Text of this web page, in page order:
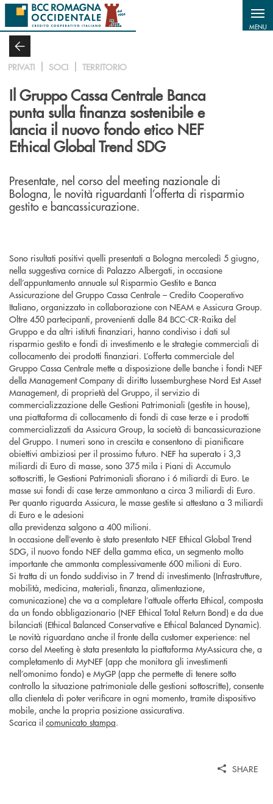
Salta al contenuto principale
MENU
PRIVATI SOCI TERRITORIO
Il Gruppo Cassa Centrale Banca
punta sulla finanza sostenibile e
lancia il nuovo fondo etico NEF
Ethical Global Trend SDG
Presentate, nel corso del meeting nazionale di
Bologna, le novità riguardanti l’offerta di risparmio
gestito e bancassicurazione.
Sono risultati positivi quelli presentati a Bologna mercoledì 5 giugno,
nella suggestiva cornice di Palazzo Albergati, in occasione
dell’appuntamento annuale sul Risparmio Gestito e Banca
Assicurazione del Gruppo Cassa Centrale – Credito Cooperativo
Italiano, organizzato in collaborazione con NEAM e Assicura Group.
Oltre 450 partecipanti, provenienti dalle 84 BCC-CR-Raika del
Gruppo e da altri istituti finanziari, hanno condiviso i dati sul
risparmio gestito e fondi di investimento e le strategie commerciali di
collocamento dei prodotti finanziari. L’offerta commerciale del
Gruppo Cassa Centrale mette a disposizione delle banche i fondi NEF
della Management Company di diritto lussemburghese Nord Est Asset
Management, di proprietà del Gruppo, il servizio di
commercializzazione delle Gestioni Patrimoniali (gestite in house),
una piattaforma di collocamento di fondi di case terze e i prodotti
commercializzati da Assicura Group, la società di bancassicurazione
del Gruppo. I numeri sono in crescita e consentono di pianificare
obiettivi ambiziosi per il prossimo futuro. NEF ha superato i 3,3
miliardi di Euro di masse, sono 375 mila i Piani di Accumulo
sottoscritti, le Gestioni Patrimoniali sfiorano i 6 miliardi di Euro. Le
masse sui fondi di case terze ammontano a circa 3 miliardi di Euro.
Per quanto riguarda Assicura, le masse gestite si attestano a 3 miliardi
di Euro e le adesioni
alla previdenza salgono a 400 milioni.
In occasione dell’evento è stato presentato NEF Ethical Global Trend
SDG, il nuovo fondo NEF della gamma etica, un segmento molto
importante che ammonta complessivamente 600 milioni di Euro.
Si tratta di un fondo suddiviso in 7 trend di investimento (Infrastrutture,
mobilità, medicina, materiali, finanza, alimentazione,
comunicazione) che va a completare l’attuale offerta Ethical, composta
da un fondo obbligazionario (NEF Ethical Total Return Bond) e da due
bilanciati (Ethical Balanced Conservative e Ethical Balanced Dynamic).
Le novità riguardano anche il fronte della customer experience: nel
corso del Meeting è stata presentata la piattaforma MyAssicura che, a
completamento di MyNEF (app che monitora gli investimenti
nell’omonimo fondo) e MyGP (app che permette di tenere sotto
controllo la situazione patrimoniale delle gestioni sottoscritte), consente
alla clientela di poter verificare in ogni momento, tramite dispositivo
mobile, anche la propria posizione assicurativa.
Scarica il comunicato stampa.
SHARE